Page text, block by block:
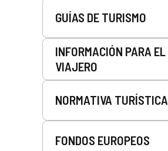
GUÍAS DE TURISMO
INFORMACIÓN PARA EL
VIAJERO
NORMATIVA TURÍSTICA
FONDOS EUROPEOS